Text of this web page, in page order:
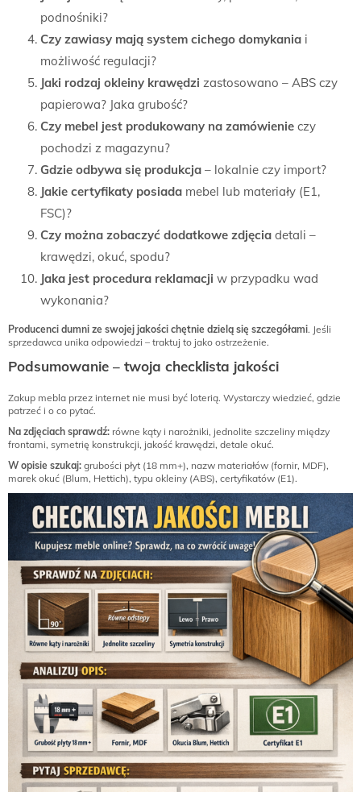
podnośniki?
Czy zawiasy mają system cichego domykania i
możliwość regulacji?
Jaki rodzaj okleiny krawędzi zastosowano – ABS czy
papierowa? Jaka grubość?
Czy mebel jest produkowany na zamówienie czy
pochodzi z magazynu?
Gdzie odbywa się produkcja – lokalnie czy import?
Jakie certyfikaty posiada mebel lub materiały (E1,
FSC)?
Czy można zobaczyć dodatkowe zdjęcia detali –
krawędzi, okuć, spodu?
Jaka jest procedura reklamacji w przypadku wad
wykonania?
Producenci dumni ze swojej jakości chętnie dzielą się szczegółami. Jeśli
sprzedawca unika odpowiedzi – traktuj to jako ostrzeżenie.
Podsumowanie – twoja checklista jakości
Zakup mebla przez internet nie musi być loterią. Wystarczy wiedzieć, gdzie
patrzeć i o co pytać.
Na zdjęciach sprawdź: równe kąty i narożniki, jednolite szczeliny między
frontami, symetrię konstrukcji, jakość krawędzi, detale okuć.
W opisie szukaj: grubości płyt (18 mm+), nazw materiałów (fornir, MDF),
marek okuć (Blum, Hettich), typu okleiny (ABS), certyfikatów (E1).